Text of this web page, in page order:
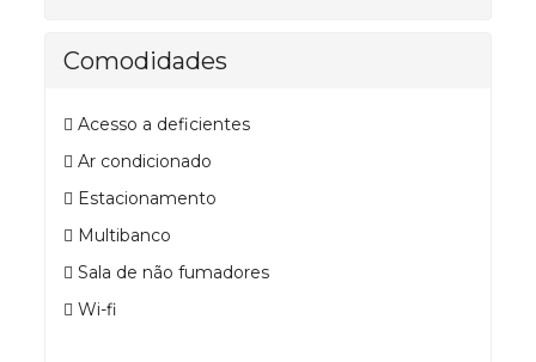
Comodidades
Acesso a deficientes
Ar condicionado
Estacionamento
Multibanco
Sala de não fumadores
Wi-fi